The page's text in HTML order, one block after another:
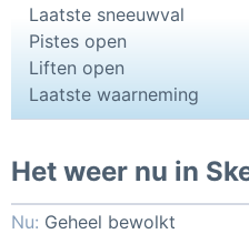
Laatste sneeuwval
Pistes open
Liften open
Laatste waarneming
Het weer nu in
Nu: Geheel bewolkt